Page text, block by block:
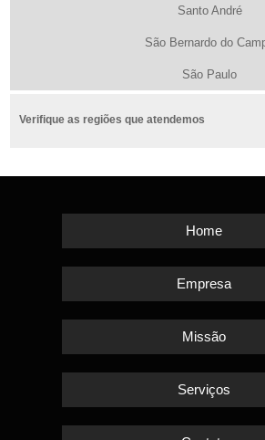
Santo André
São Bernardo do
São Paulo
Verifique as regiões que atendemos
Home
Empresa
Missão
Serviços